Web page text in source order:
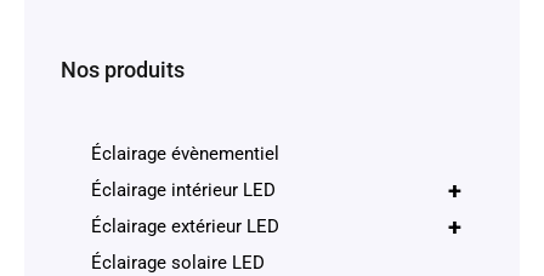
Nos produits
Éclairage évènementiel
+
Éclairage intérieur LED
+
Éclairage extérieur LED
Éclairage solaire LED